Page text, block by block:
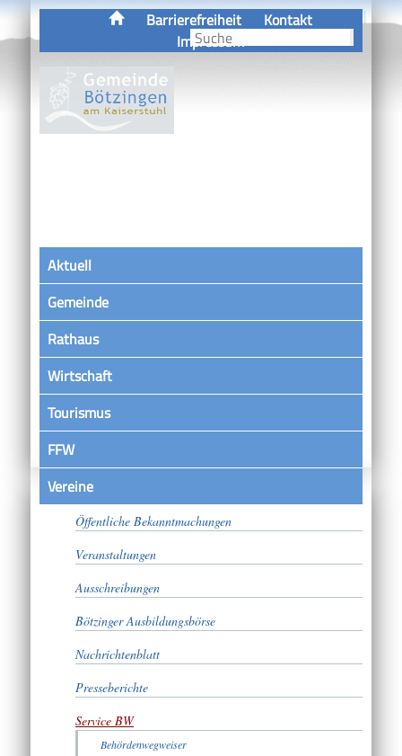
Barrierefreiheit
Kontakt
Impressum
Aktuell
Gemeinde
Rathaus
Wirtschaft
Tourismus
FFW
VereineSatzungen
Öffentliche Bekanntmachungen
Veranstaltungen
Ausschreibungen
Bötzinger Ausbildungsbörse
Nachrichtenblatt
Presseberichte
Service BW
Behördenwegweiser